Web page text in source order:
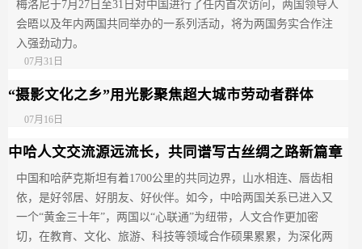
梅洛尼于7月27日至31日对中国进行了任内首次访问，两国领导人
会晤以及年内两国共同举办的一系列活动，将为两国务实合作注
入强劲动力。
07月31日
“摄影文化之乡”用光影聚焦超大城市劳动者群体
07月16日
中哈人文交流源远流长，共同谱写古丝绸之路新篇章
中国和哈萨克斯坦有着1700公里的共同边界，山水相连、唇齿相
依，是好邻居、好朋友、好伙伴。如今，中哈两国关系已进入又
一个“黄金三十年”，两国以“心联通”为纽带，人文合作更加密
切，在教育、文化、旅游、科技等领域合作硕果累累，为深化两